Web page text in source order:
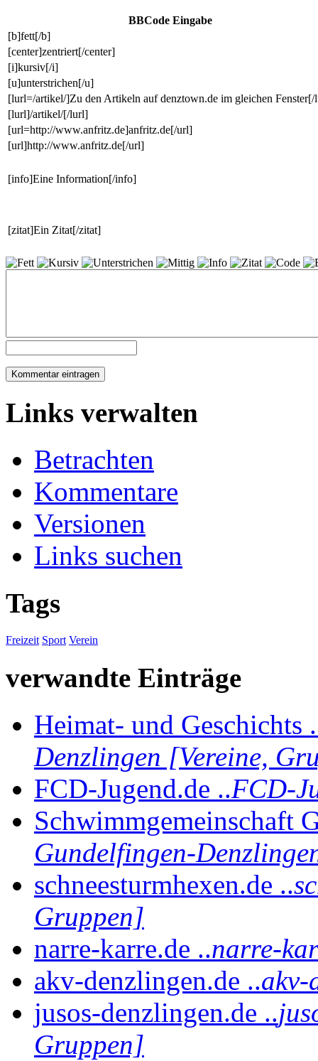
BBCode Eingabe
[b]fett[/b]
[center]zentriert[/center]
[i]kursiv[/i]
[u]unterstrichen[/u]
[lurl=/artikel/]Zu den Artikeln auf denztown.de im gleichen
[lurl]/artikel/[/lurl]
[url=http://www.anfritz.de]anfritz.de[/url]
[url]http://www.anfritz.de[/url]
[info]Eine Information[/info]
[zitat]Ein Zitat[/zitat]
Links verwalten
Betrachten
Kommentare
Versionen
Links suchen
Tags
Freizeit Sport Verein
verwandte Einträge
Heimat- und Geschichts
Denzlingen [Vereine,
FCD-Jugend.de ..FCD-
Schwimmgemeinschaft
Gundelfingen-
schneesturmhexen.de ..
Gruppen]
narre-karre.de ..narre-
akv-denzlingen.de ..akv-
jusos-denzlingen.de ..
Gruppen]